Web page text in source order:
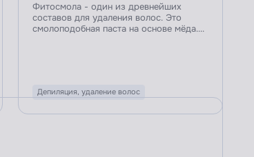
Фитосмола - один из древнейших
составов для удаления волос. Это
смолоподобная паста на основе мёда....
Депиляция, удаление волос